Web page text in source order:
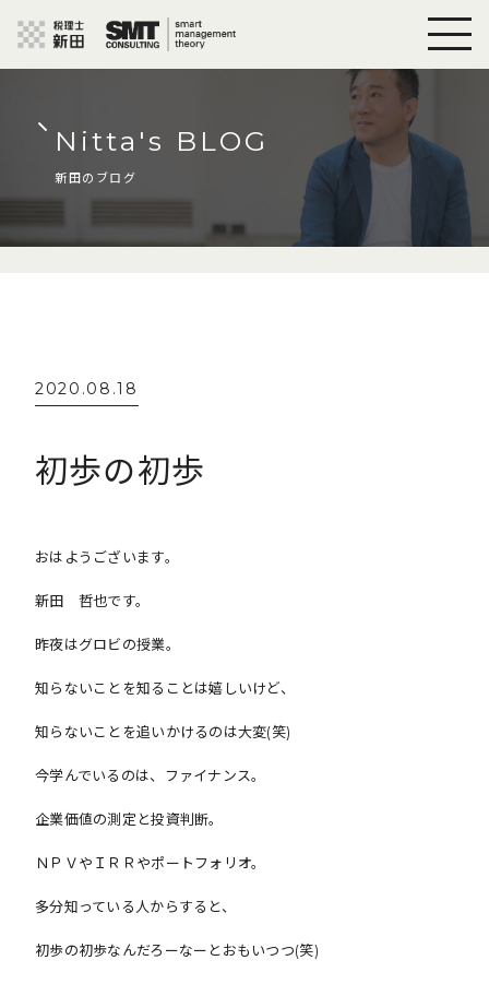
Nitta's BLOG
新田のブログ
2020.08.18
初歩の初歩
おはようございます。
新田 哲也です。
昨夜はグロビの授業。
知らないことを知ることは嬉しいけど、
知らないことを追いかけるのは大変(笑)
今学んでいるのは、ファイナンス。
企業価値の測定と投資判断。
ＮＰＶやＩＲＲやポートフォリオ。
多分知っている人からすると、
初歩の初歩なんだろーなーとおもいつつ(笑)